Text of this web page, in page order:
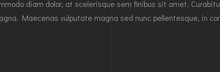
diam dolor, at scelerisque sem finibus sit amet.
Maecenas vulputate magna sed nunc pellentesque, in